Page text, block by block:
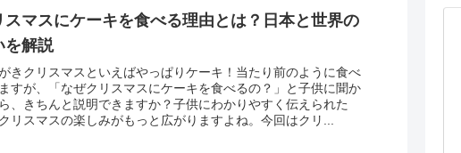
スマスにケーキを食べる理由とは？日本と世界の
を解説
きクリスマスといえばやっぱりケーキ！当たり前のように食べ
すが、「なぜクリスマスにケーキを食べるの？」と子供に聞か
、きちんと説明できますか？子供にわかりやすく伝えられた
リスマスの楽しみがもっと広がりますよね。今回はクリ...